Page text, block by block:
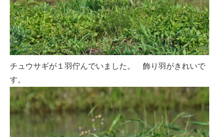
チュウサギが１羽佇んでいました。 飾り羽がきれいで
す。